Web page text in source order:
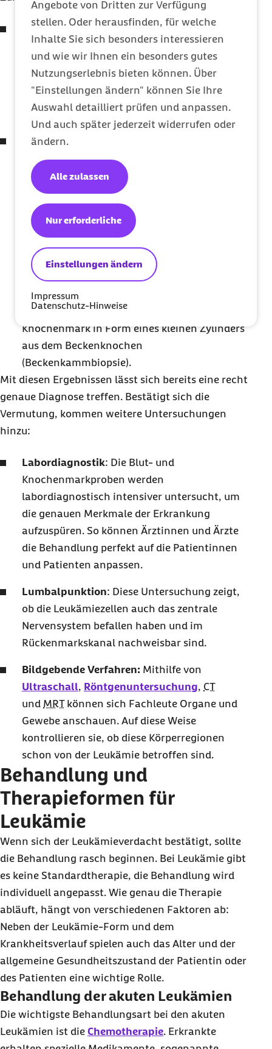
Angebote von Dritten zur Verfügung
stellen. Oder herausfinden, für welche
Inhalte Sie sich besonders interessieren
und wie wir Ihnen ein besonders gutes
Nutzungserlebnis bieten können. Über
"Einstellungen ändern" können Sie Ihre
Auswahl detailliert prüfen und anpassen.
Und auch später jederzeit widerrufen oder
ändern.
Einstellungen ändern
Nur erforderliche
Alle zulassen
Impressum
Datenschutz-Hinweise
Laborwerte: Das Blutbild gibt Auskunft über
die Zusammensetzung des Bluts und die
jeweilige Zahl der unterschiedlichen
Blutzellen. Weitere Laborwerte liefern
Hinweise auf die Funktion von zum Beispiel
Leber oder Nieren.
Knochenmarkuntersuchung
Knochenmarkuntersuchung sorgt für
wertvolle Informationen über die genaue
Zusammensetzung der blutbildenden Zellen.
So lässt sich eine Leukämie besser erkennen
und genauer bestimmen. Während der
Ärztin entweder mit einer Hohlnadel einige
Zellen des Knochenmarks
(Knochenmarkaspiration) aus Beckenknochen
oder Brustbein oder stanzt ein Stück
Knochenmark in Form eines kleinen Zylinders
aus dem Beckenknochen
(Beckenkammbiopsie).
Mit diesen Ergebnissen lässt sich bereits eine recht
genaue Diagnose treffen. Bestätigt sich die
Vermutung, kommen weitere Untersuchungen
hinzu:
Labordiagnostik: Die Blut- und
Knochenmarkproben werden
labordiagnostisch intensiver untersucht, um
die genauen Merkmale der Erkrankung
aufzuspüren. So können Ärztinnen und Ärzte
die Behandlung perfekt auf die Patientinnen
und Patienten anpassen.
Lumbalpunktion: Diese Untersuchung zeigt,
ob die Leukämiezellen auch das zentrale
Nervensystem befallen haben und im
Rückenmarkskanal nachweisbar sind.
Bildgebende Verfahren: Mithilfe von
Ultraschall, Röntgenuntersuchung, CT
und MRTkönnen sich Fachleute Organe und
Gewebe anschauen. Auf diese Weise
kontrollieren sie, ob diese Körperregionen
schon von der Leukämie betroffen sind.
Behandlung und
Therapieformen für
Leukämie
Wenn sich der Leukämieverdacht bestätigt, sollte
die Behandlung rasch beginnen. Bei Leukämie gibt
es keine Standardtherapie, die Behandlung wird
individuell angepasst. Wie genau die Therapie
abläuft, hängt von verschiedenen Faktoren ab:
Neben der Leukämie-Form und dem
Krankheitsverlauf spielen auch das Alter und der
allgemeine Gesundheitszustand der Patientin oder
des Patienten eine wichtige Rolle.
Behandlung der akuten Leukämien
Die wichtigste Behandlungsart bei den akuten
Leukämien ist die Chemotherapie. Erkrankte